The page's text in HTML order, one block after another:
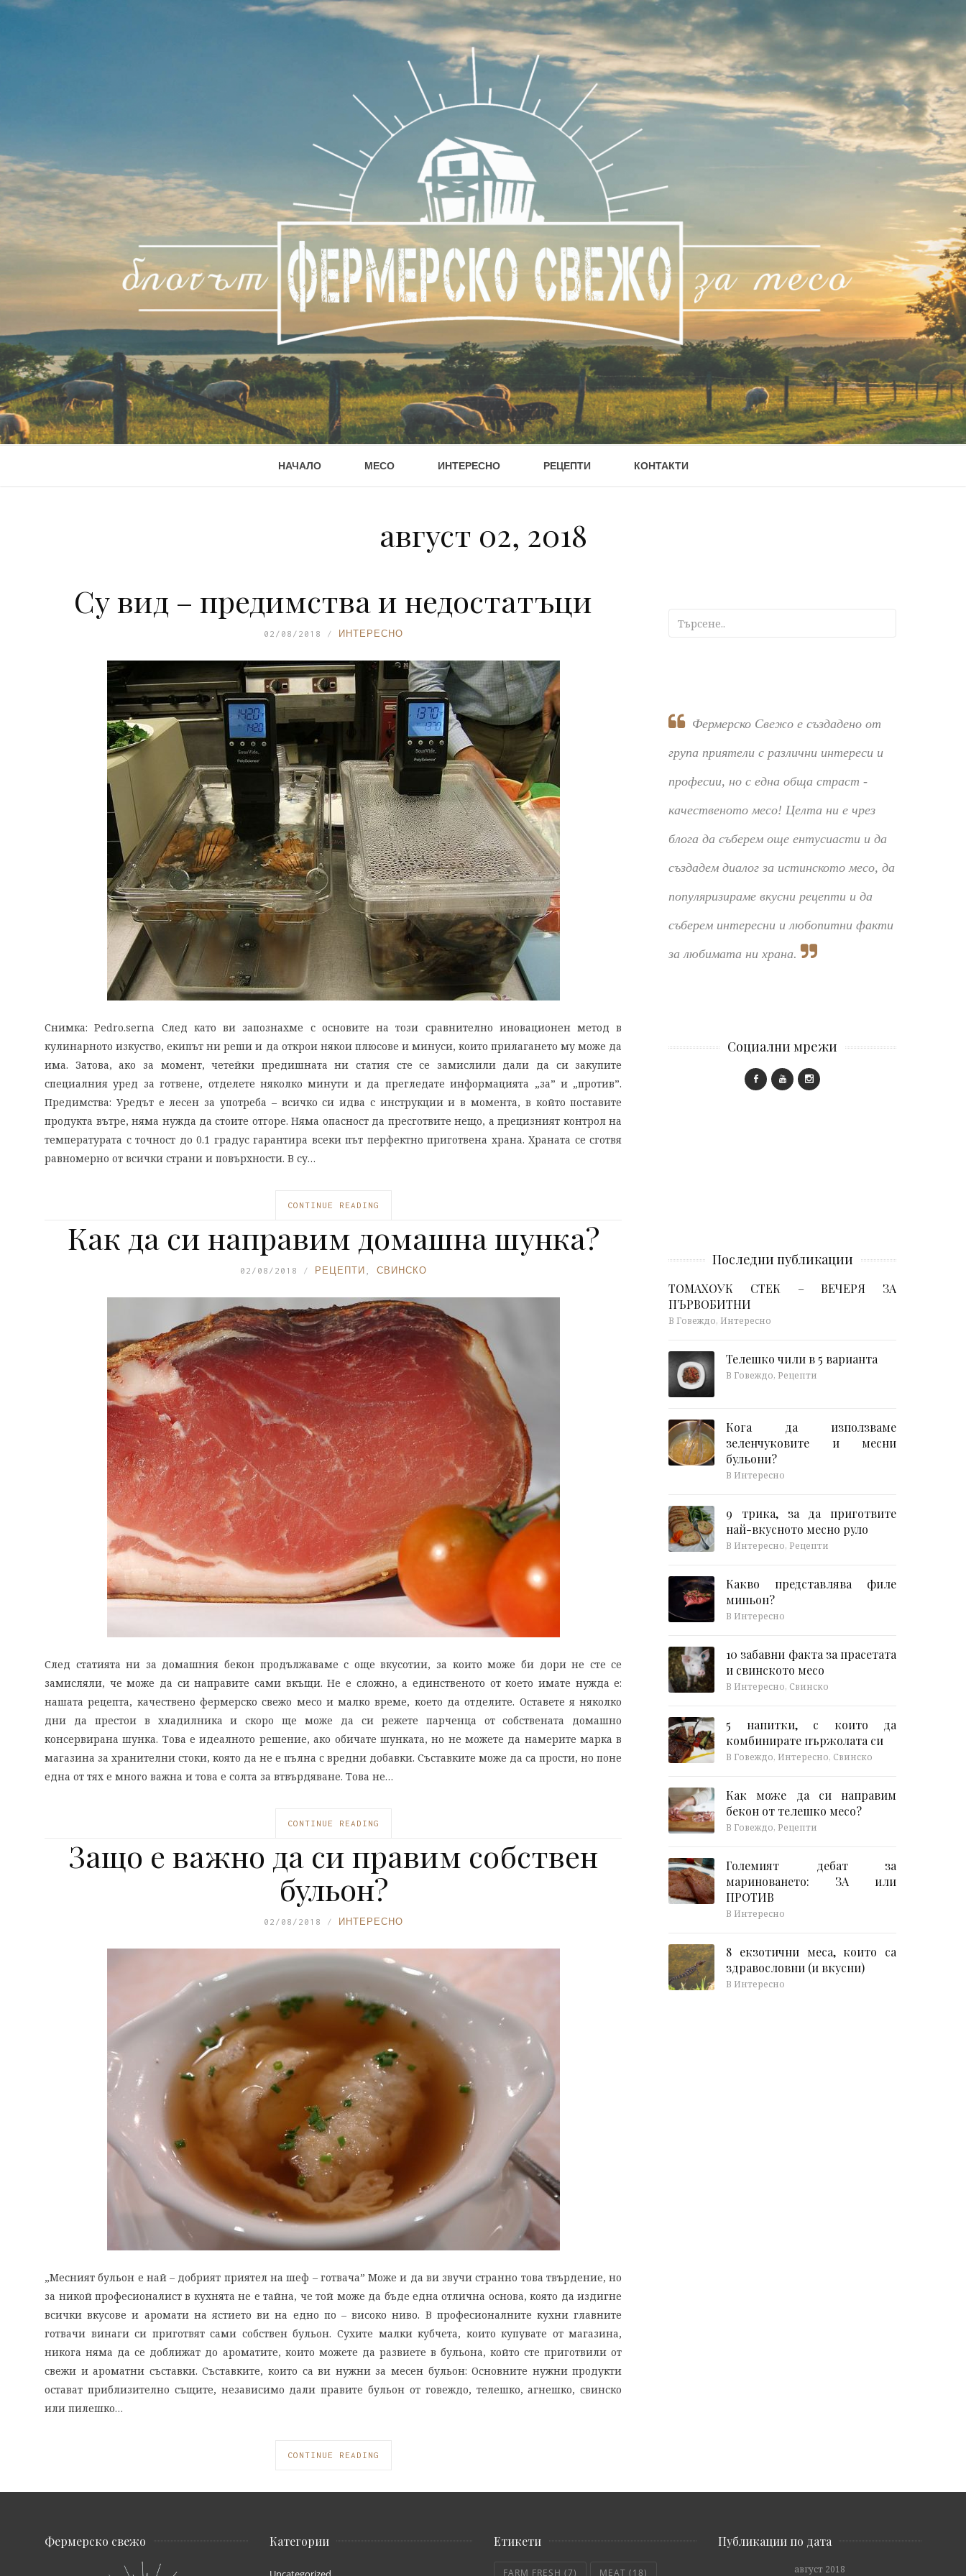
НАЧАЛО МЕСО ИНТЕРЕСНО РЕЦЕПТИ КОНТАКТИ
август 02, 2018
Су вид – предимства и недостатъци
02/08/2018 ИНТЕРЕСНО
Снимка: Pedro.serna След като ви запознахме с основите на този сравнително иновационен метод в
кулинарното изкуство, екипът ни реши и да открои някои плюсове и минуси, които прилагането му може да
има. Затова, ако за момент, четейки предишната ни статия сте се замислили дали да си закупите
специалния уред за готвене, отделете няколко минути и да прегледате информацията „за” и „против”.
Предимства: Уредът е лесен за употреба – всичко си идва с инструкции и в момента, в който поставите
продукта вътре, няма нужда да стоите отгоре. Няма опасност да пресготвите нещо, а прецизният контрол на
температурата с точност до 0.1 градус гарантира всеки път перфектно приготвена храна. Храната се сготвя
равномерно от всички страни и повърхности. В су…
CONTINUE READING
Как да си направим домашна шунка?
02/08/2018 РЕЦЕПТИ СВИНСКО
След статията ни за домашния бекон продължаваме с още вкусотии, за които може би дори не сте се
замисляли, че може да си направите сами вкъщи. Не е сложно, а единственото от което имате нужда е:
нашата рецепта, качествено фермерско свежо месо и малко време, което да отделите. Оставете я няколко
дни да престои в хладилника и скоро ще може да си режете парченца от собствената домашно
консервирана шунка. Това е идеалното решение, ако обичате шунката, но не можете да намерите марка в
магазина за хранителни стоки, която да не е пълна с вредни добавки. Съставките може да са прости, но поне
една от тях е много важна и това е солта за втвърдяване. Това не…
CONTINUE READING
Защо е важно да си правим собствен
бульон?
02/08/2018 ИНТЕРЕСНО
„Месният бульон е най – добрият приятел на шеф – готвача” Може и да ви звучи странно това твърдение, но
за никой професионалист в кухнята не е тайна, че той може да бъде една отлична основа, която да издигне
всички вкусове и аромати на ястието ви на едно по – високо ниво. В професионалните кухни главните
готвачи винаги си приготвят сами собствен бульон. Сухите малки кубчета, които купувате от магазина,
никога няма да се доближат до ароматите, които можете да развиете в бульона, който сте приготвили от
свежи и ароматни съставки. Съставките, които са ви нужни за месен бульон: Основните нужни продукти
остават приблизително същите, независимо дали правите бульон от говеждо, телешко, агнешко, свинско
или пилешко…
CONTINUE READING
Фермерско Свежо е създадено от
група приятели с различни интереси и
професии, но с една обща страст -
качественото месо! Целта ни е чрез
блога да съберем още ентусиасти и да
създадем диалог за истинското месо, да
популяризираме вкусни рецепти и да
съберем интересни и любопитни факти
за любимата ни храна.
Социални мрежи
Последни публикации
ТОМАХОУК СТЕК – ВЕЧЕРЯ ЗА
ПЪРВОБИТНИ
В Говеждо, Интересно
Телешко чили в 5 варианта
В Говеждо, Рецепти
Кога да използваме
зеленчуковите и месни
бульони?
В Интересно
9 трика, за да приготвите
най-вкусното месно руло
В Интересно, Рецепти
Какво представлява филе
миньон?
В Интересно
10 забавни факта за прасетата
и свинското месо
В Интересно, Свинско
5 напитки, с които да
комбинирате пържолата си
В Говеждо, Интересно, Свинско
Как може да си направим
бекон от телешко месо?
В Говеждо, Рецепти
Големият дебат за
мариноването: ЗА или
ПРОТИВ
В Интересно
8 екзотични меса, които са
здравословни (и вкусни)
В Интересно
Фермерско свежо Категории Етикети
FARM FRESH (7) MEAT (18)
Публикации по дата
август 2018